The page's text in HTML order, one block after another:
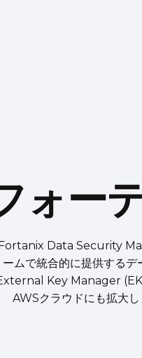
ォー
Fortanix Data Security
ームで統合的に提供する
Key Manager
AWSクラウドにも拡大